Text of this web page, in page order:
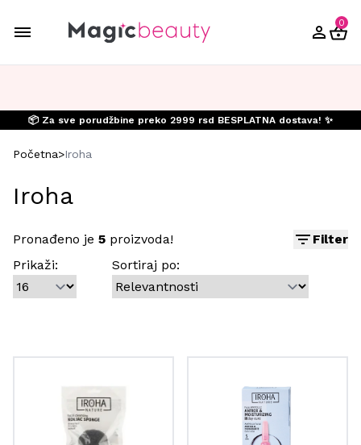
0
📦 Za sve porudžbine preko 2999 rsd BESPLATNA dostava! ✨
Početna>Iroha
Iroha
Pronađeno je 5 proizvoda!
Filter
Prikaži:
Sortiraj po: